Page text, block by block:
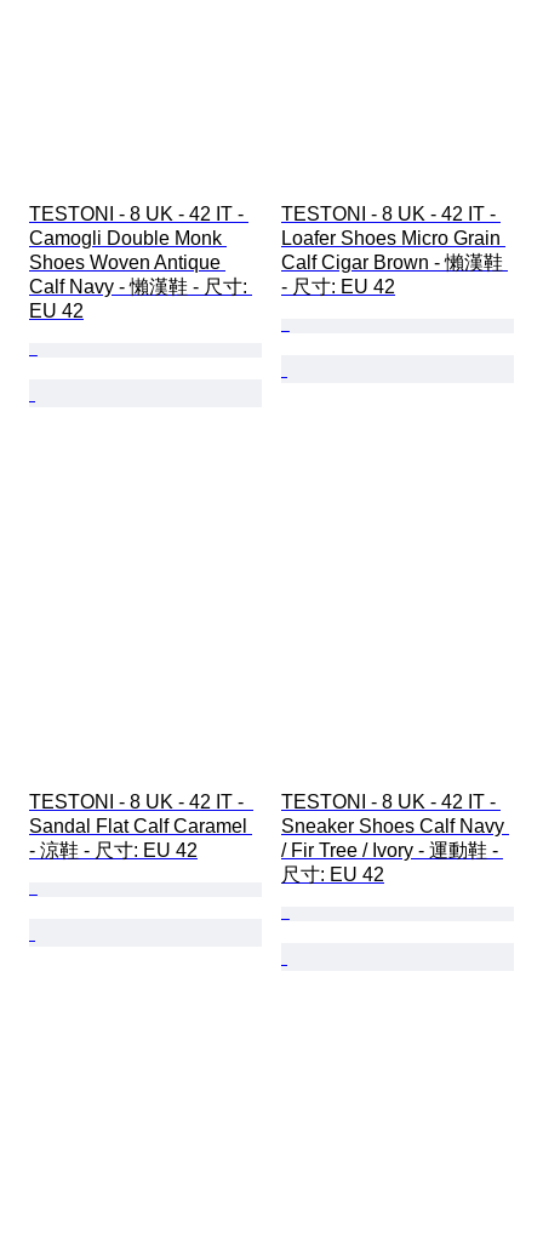
TESTONI - 8 UK - 42 IT -
Camogli Double Monk
Shoes Woven Antique
Calf Navy - 懶漢鞋 - 尺寸:
EU 42
TESTONI - 8 UK - 42 IT -
Loafer Shoes Micro Grain
Calf Cigar Brown - 懶漢鞋
- 尺寸: EU 42
TESTONI - 8 UK - 42 IT -
Sandal Flat Calf Caramel
- 涼鞋 - 尺寸: EU 42
TESTONI - 8 UK - 42 IT -
Sneaker Shoes Calf Navy
/ Fir Tree / Ivory - 運動鞋 -
尺寸: EU 42